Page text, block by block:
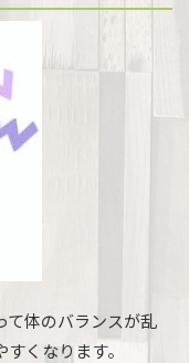
て体のバランスが乱
くなります。